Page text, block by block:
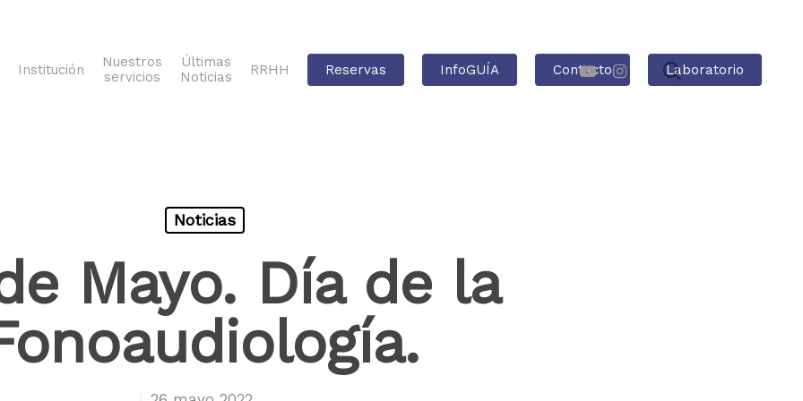
Institución
Nuestros
servicios
Últimas
Noticias
RRHH Reservas InfoGUÍA Contacto Laboratorio
Noticias
Mayo. Día de la